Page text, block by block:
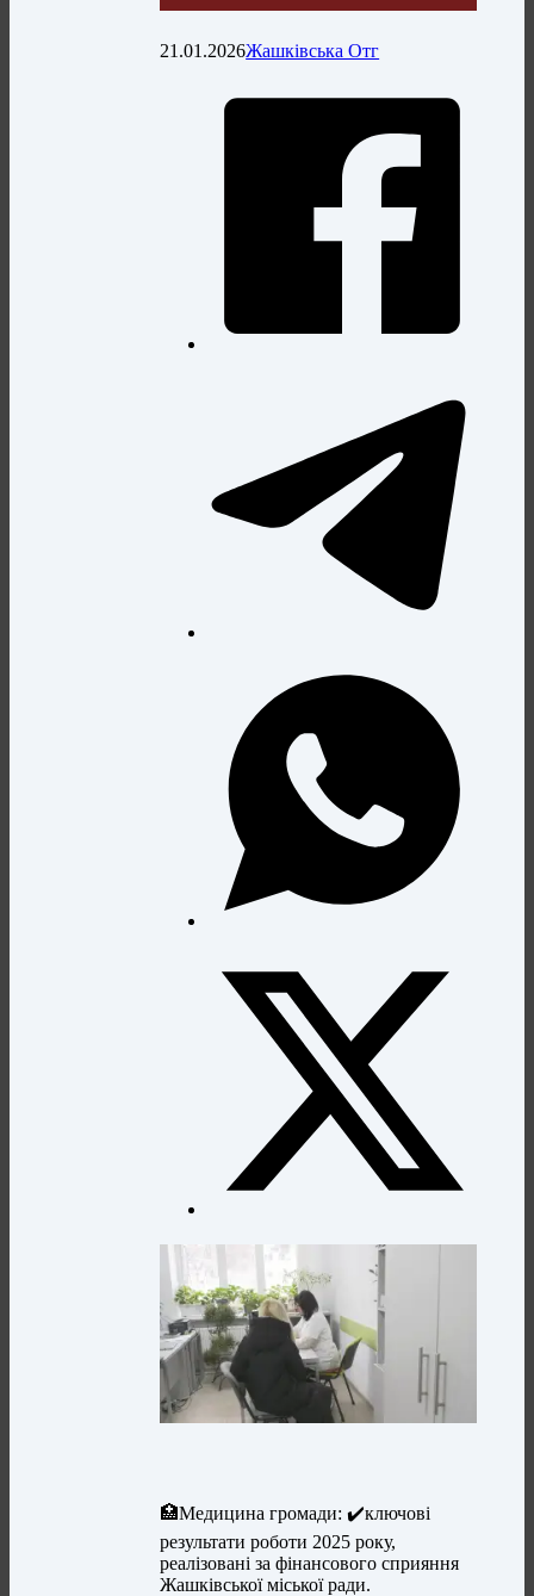
21.01.2026Жашківська Отг
🏥Медицина громади: ✔️ключові
результати роботи 2025 року,
реалізовані за фінансового сприяння
Жашківської міської ради.